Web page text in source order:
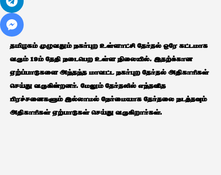
தமிழகம் முழுவதும் நகர்புற உள்ளாட்சி தேர்தல் ஒரே கட்டமாக
வரும் 19ம் தேதி நடைபெற உள்ள நிலையில். இதற்க்கான
ஏற்ப்பாடுகளை அந்தந்த மாவட்ட நகர்புற தேர்தல் அதிகாரிகள்
செய்து வருகின்றனர். மேலும் தேர்தலில் எந்தவித
பிரச்சனைகளும் இல்லாமல் நேர்மையாக தேர்தலை நடத்தவும்
அதிகாரிகள் ஏற்பாடுகள் செய்து வருகிறார்கள்.